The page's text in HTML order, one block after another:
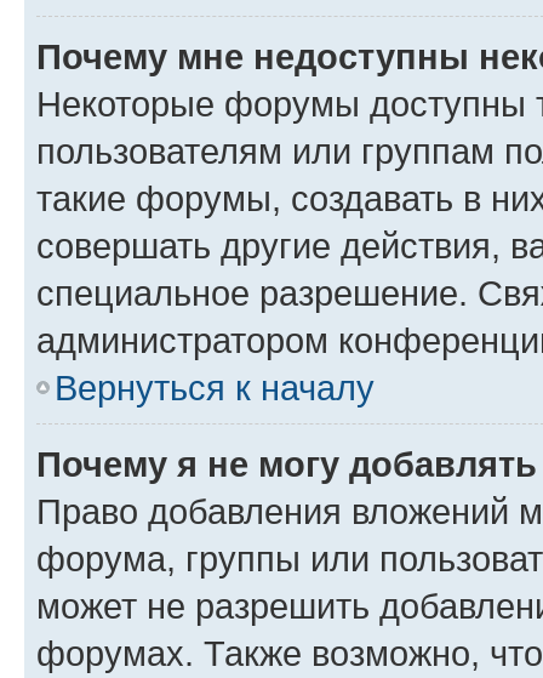
Почему мне недоступны
Некоторые форумы доступны
пользователям или группам
такие форумы, создавать в
совершать другие действия,
специальное разрешение.
администратором
Вернуться к началу
Почему я не могу
Право добавления вложений
форума, группы или
может не разрешить
форумах. Также возможно,